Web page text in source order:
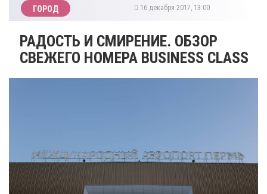
ГОРОД 16 декабря 2017, 13:00
​РАДОСТЬ И СМИРЕНИЕ. ОБЗОР
СВЕЖЕГО НОМЕРА BUSINESS CLASS